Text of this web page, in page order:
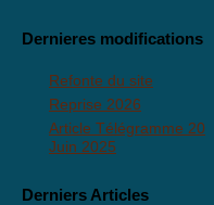
Dernieres modifications
Refonte du site
Reprise 2026
Article Télégramme 20
Juin 2025
Derniers Articles